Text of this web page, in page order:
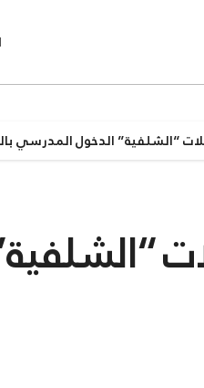
“الشلفية” الدخول المدرسي